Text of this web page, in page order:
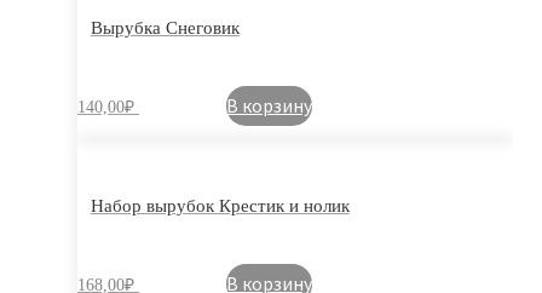
Вырубка Снеговик
140,00₽ В корзину
Набор вырубок Крестик и нолик
168,00₽ В корзину